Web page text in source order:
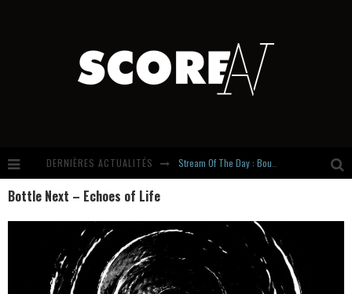
DERNIÈRES ACTUALITÉS
Hardcore, Actually. Meet Cút Lộn
Bottle Next – Echoes of Life